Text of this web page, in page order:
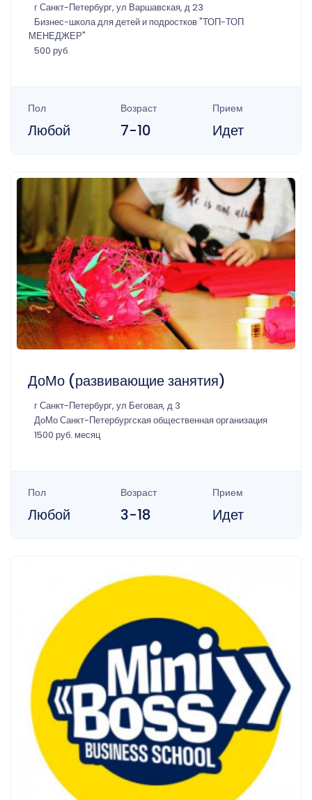
г Санкт-Петербург, ул Варшавская, д 23
Бизнес-школа для детей и подростков "ТОП-ТОП
МЕНЕДЖЕР"
500 руб.
Пол
Любой
Возраст
7-10
Прием
Идет
ДоМо (развивающие занятия)
г Санкт-Петербург, ул Беговая, д 3
ДоМо Санкт-Петербургская общественная организация
1500 руб. месяц
Пол
Любой
Возраст
3-18
Прием
Идет